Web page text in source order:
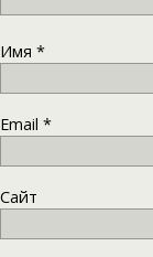
Имя *
Email *
Сайт